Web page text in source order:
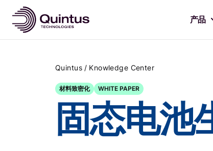
产品
Quintus / Knowledge Center
材料致密化 WHITE PAPER
固态电池